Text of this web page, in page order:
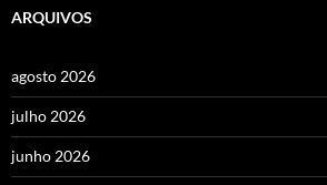
ARQUIVOS
agosto 2026
julho 2026
junho 2026